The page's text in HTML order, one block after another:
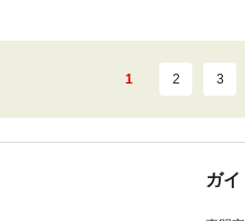
1 2 3
ガ